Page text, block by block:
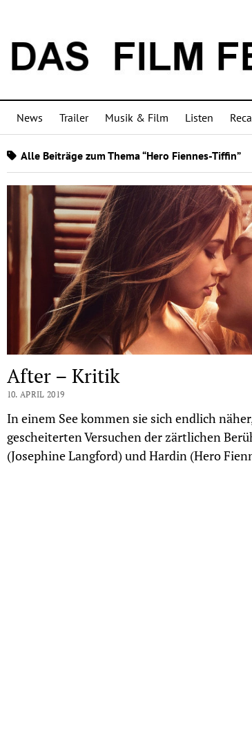
News Trailer Musik & Film Listen
Alle Beiträge zum Thema “Hero Fiennes-Tiffin”
After – Kritik
10. APRIL 2019
In einem See kommen sie sich endlich
gescheiterten Versuchen der zärtlichen
(Josephine Langford) und Hardin (Hero